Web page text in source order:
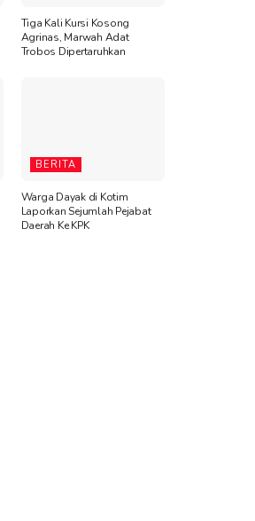
Tiga Kali Kursi Kosong
Agrinas, Marwah Adat
Trobos Dipertaruhkan
BERITA
Warga Dayak di Kotim
Laporkan Sejumlah Pejabat
Daerah Ke KPK